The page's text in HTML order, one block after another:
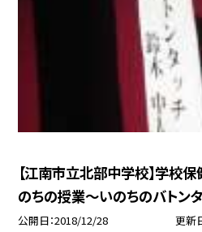
【江南市立北部中学校】学校
のちの授業〜いのちのバトンタ
公開日 2018/12/28 更新